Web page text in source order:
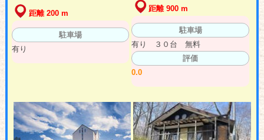
距離 200 m
駐車場
有り
距離 900 m
駐車場
有り ３０台 無料
評価
0.0